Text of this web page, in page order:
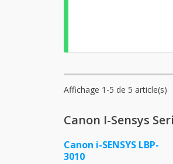
Affichage 1-5 de 5 article(s)
Canon I-Sensys
Canon i-SENSYS LBP-
3010